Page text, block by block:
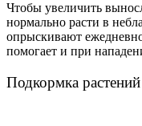
Чтобы увеличить
нормально расти в
опрыскивают
помогает и при
Подкормка